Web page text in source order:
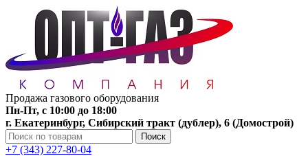
Продажа газового оборудования
Пн-Пт, с 10:00 до 18:00
г. Екатеринбург, Сибирский тракт (дублер), 6 (Домострой)
Поиск
+7 (343) 227-80-04